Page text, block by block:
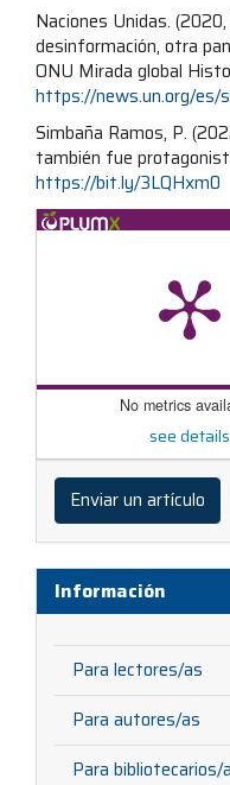
Naciones Unidas.
desinformación, otra
ONU Mirada global
https://news.un.org/
Simbaña Ramos, P.
también fue
https://bit.ly/3LQHxm0
No metrics
see details
Enviar
artículoEnviar un artículo
Información
Para lectores/as
Para autores/as
Para bibliotecarios/